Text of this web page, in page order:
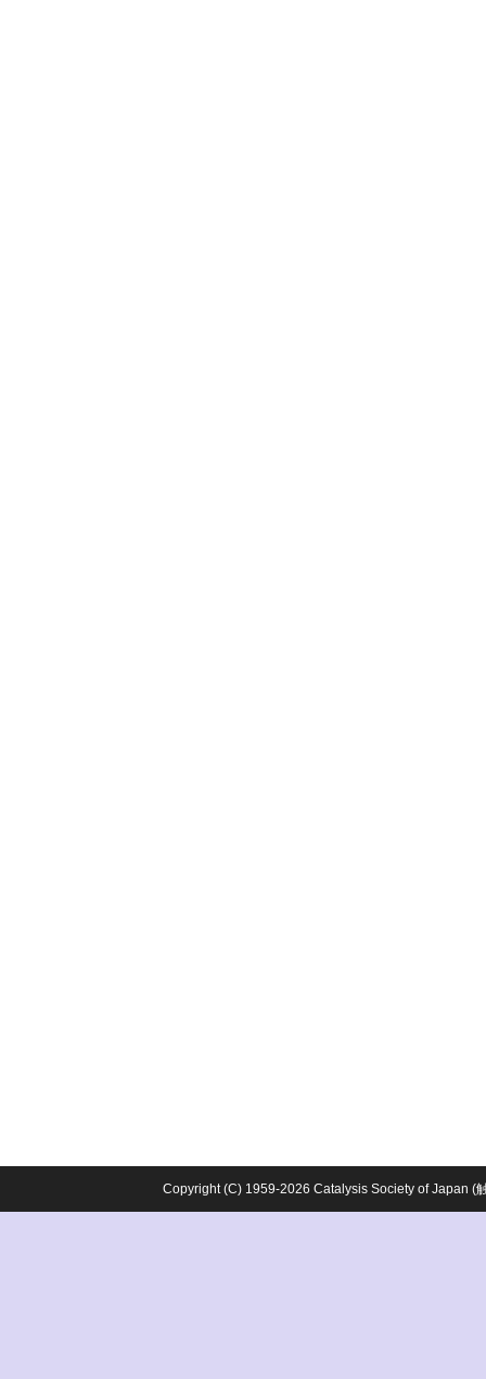
Copyright (C) 1959-2026 Catalysis Society of Japan (